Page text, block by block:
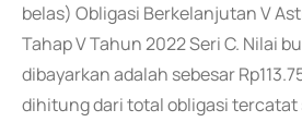
belas) Obligasi Berkelanjutan V
Tahap V Tahun 2022 Seri C. Nilai
dibayarkan adalah sebesar
dihitung dari total obligasi tercatat